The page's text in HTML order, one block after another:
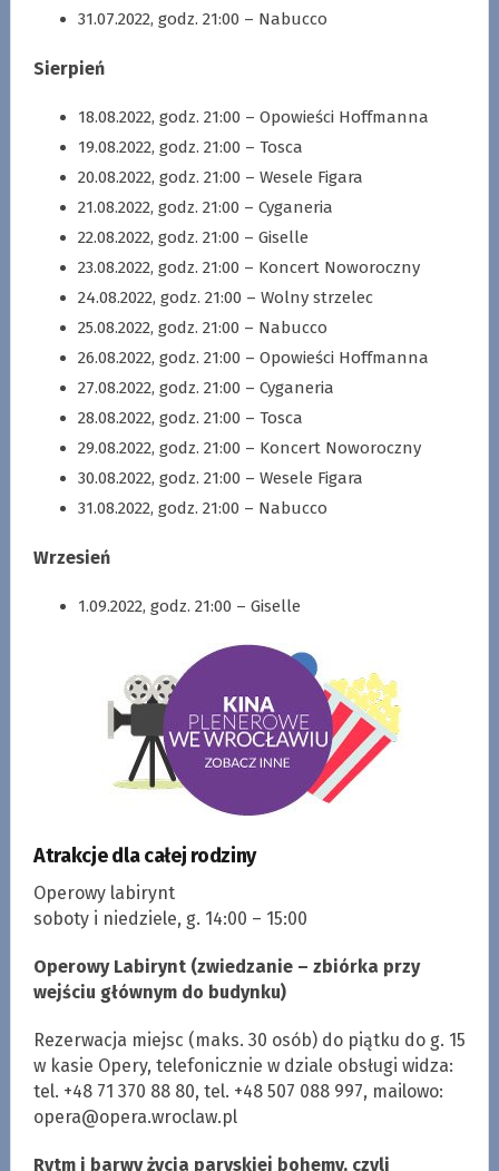
31.07.2022, godz. 21:00 – Nabucco
Sierpień
18.08.2022, godz. 21:00 – Opowieści Hoffmanna
19.08.2022, godz. 21:00 – Tosca
20.08.2022, godz. 21:00 – Wesele Figara
21.08.2022, godz. 21:00 – Cyganeria
22.08.2022, godz. 21:00 – Giselle
23.08.2022, godz. 21:00 – Koncert Noworoczny
24.08.2022, godz. 21:00 – Wolny strzelec
25.08.2022, godz. 21:00 – Nabucco
26.08.2022, godz. 21:00 – Opowieści Hoffmanna
27.08.2022, godz. 21:00 – Cyganeria
28.08.2022, godz. 21:00 – Tosca
29.08.2022, godz. 21:00 – Koncert Noworoczny
30.08.2022, godz. 21:00 – Wesele Figara
31.08.2022, godz. 21:00 – Nabucco
Wrzesień
1.09.2022, godz. 21:00 – Giselle
Atrakcje dla całej rodziny
Operowy labirynt
soboty i niedziele, g. 14:00 – 15:00
Operowy Labirynt (zwiedzanie – zbiórka przy
wejściu głównym do budynku)
Rezerwacja miejsc (maks. 30 osób) do piątku do g. 15
w kasie Opery, telefonicznie w dziale obsługi widza:
tel. +48 71 370 88 80, tel. +48 507 088 997, mailowo:
opera@opera.wroclaw.pl
Rytm i barwy życia paryskiej bohemy, czyli